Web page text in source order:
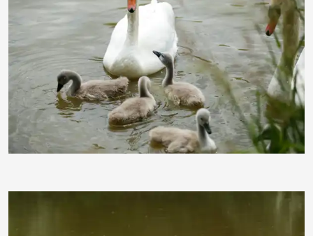
schauhi